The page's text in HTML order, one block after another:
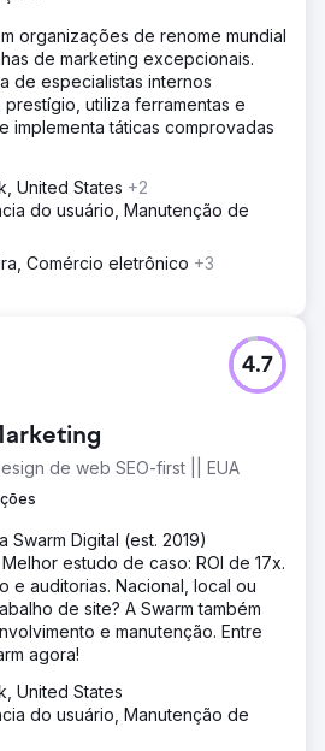
organizações de renome mundial
de marketing excepcionais.
de especialistas internos
utiliza ferramentas e
implementa táticas comprovadas
United States +2
do usuário, Manutenção de
Comércio eletrônico +3
de web SEO-first || EUA
4.7
Swarm Digital (est. 2019)
estudo de caso: ROI de 17x.
e auditorias. Nacional, local ou
de site? A Swarm também
e manutenção. Entre
agora!
United States
do usuário, Manutenção de